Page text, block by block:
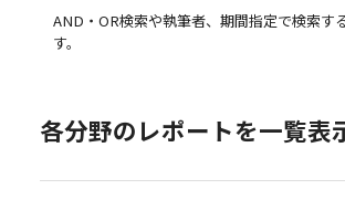
AND・OR検索や執筆者、期間指定で検索す
す。
各分野のレポートを一覧表